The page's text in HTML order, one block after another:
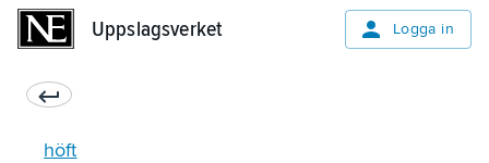
Uppslagsverket Logga in
höft